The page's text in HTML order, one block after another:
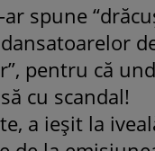
spune
pentru că
cu scandal!
a ieşit la